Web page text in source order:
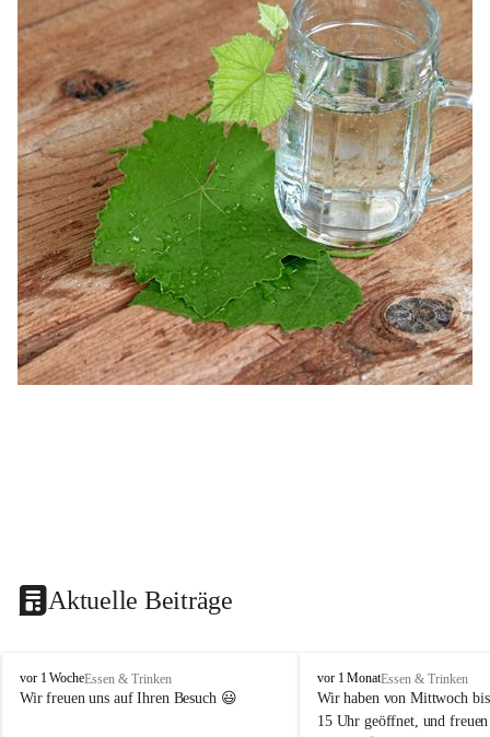
Aktuelle Beiträge
B
u
vor 1 WocheEssen & Trinken
Wir freuen uns auf Ihren Besuch 😃
B
u
s
vor 1 MonatEssen & Trinken
Wir haben von Mittwoch
15 Uhr geöffnet, und